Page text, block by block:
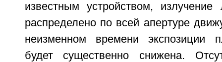
известным устройством, излучение
распределено по всей апертуре
неизменном времени экспозиции
будет существенно снижена.